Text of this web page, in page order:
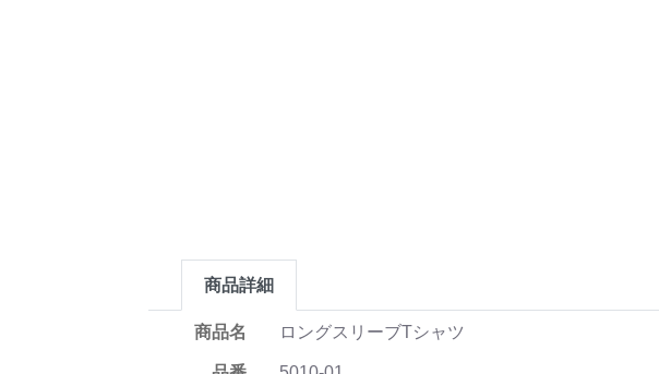
商品詳細
商品名 ロングスリーブTシャツ